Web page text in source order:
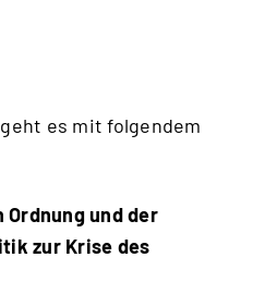
es mit folgendem
Ordnung und der
zur Krise des